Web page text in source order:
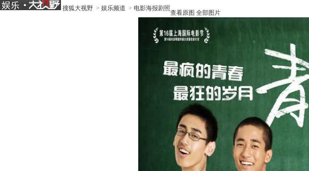
搜狐大视野 > 娱乐频道 > 电影海报剧照
查看原图 全部图片